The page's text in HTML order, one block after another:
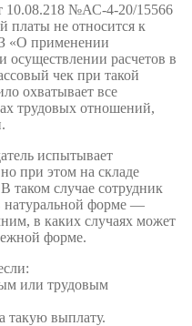
10.08.218 №АС-4-20/15566
платы не относится к
«О применении
осуществлении расчетов в
чек при такой
охватывает все
трудовых отношений,
испытывает
при этом на складе
таком случае сотрудник
натуральной форме —
в каких случаях может
форме.
или трудовым
такую выплату.